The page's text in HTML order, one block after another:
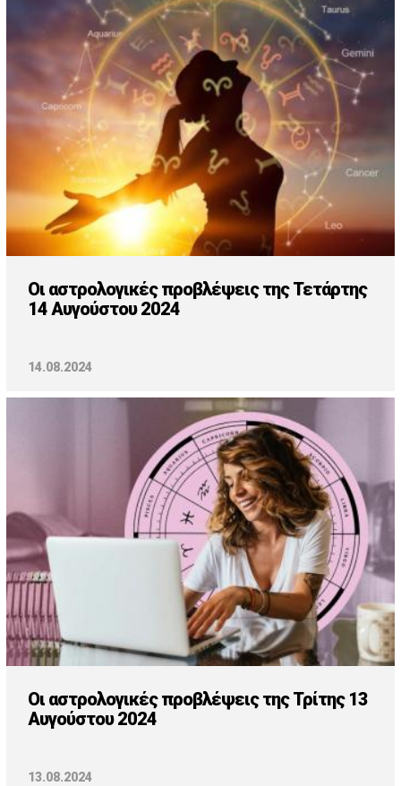
Οι αστρολογικές προβλέψεις της Τετάρτης
14 Αυγούστου 2024
14.08.2024
Οι αστρολογικές προβλέψεις της Τρίτης 13
Αυγούστου 2024
13.08.2024